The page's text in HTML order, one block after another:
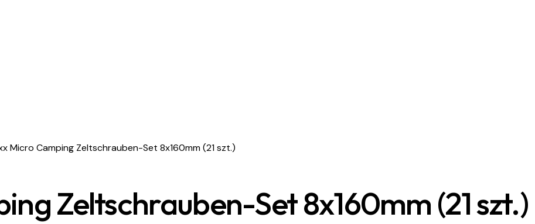
Micro Camping Zeltschrauben-Set 8x160mm (21 szt.)
Zeltschrauben-Set 8x160mm (21 szt.)